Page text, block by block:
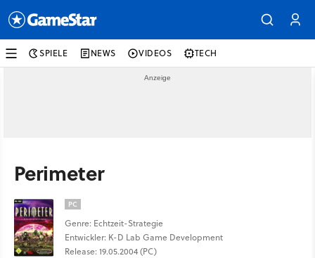
SPIELE NEWS VIDEOS TECH
Perimeter
PC
Genre: Echtzeit-Strategie
Entwickler: K-D Lab Game Development
Release: 19.05.2004 (PC)